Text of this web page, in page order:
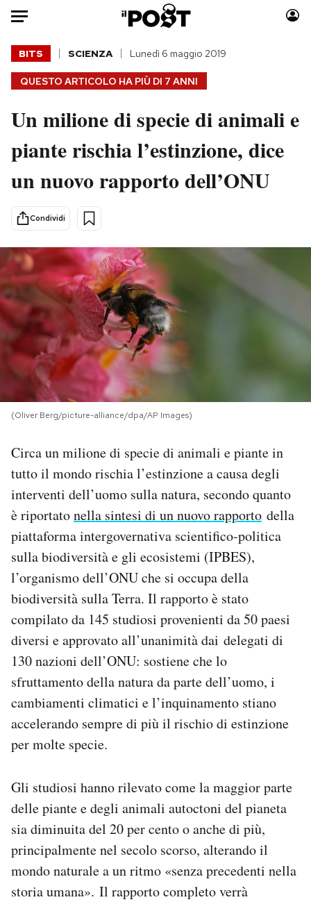
Auto
HOME
Italia
Politica
Tecnologia
Scienza
Economia
Sport
Moda
Consumismi
Storie/Idee
PODCAST
NEWSLETTER
SHOP
CALENDARIO
Area Personale
Newsletter
Regala il Post
Hai bisogno di aiuto?
Esci
QUESTO ARTICOLO HA PIÙ DI 7 ANNI
BITS SCIENZA Lunedì 6 maggio 2019
Un milione di specie di animali e
piante rischia l’estinzione, dice
un nuovo rapporto dell’ONU
Condividi
(Oliver Berg/picture-alliance/dpa/AP Images)
Circa un milione di specie di animali e piante in
tutto il mondo rischia l’estinzione a causa degli
interventi dell’uomo sulla natura, secondo quanto
è riportatonella sintesi di un nuovo rapporto della
piattaforma intergovernativa scientifico-politica
sulla biodiversità e gli ecosistemi (IPBES),
l’organismo dell’ONU che si occupa della
biodiversità sulla Terra. Il rapporto è stato
compilato da 145 studiosi provenienti da 50 paesi
diversi e approvato all’unanimità dai delegati di
130 nazioni dell’ONU: sostiene che lo
sfruttamento della natura da parte dell’uomo, i
cambiamenti climatici e l’inquinamento stiano
accelerando sempre di più il rischio di estinzione
per molte specie.
Gli studiosi hanno rilevato come la maggior parte
delle piante e degli animali autoctoni del pianeta
sia diminuita del 20 per cento o anche di più,
principalmente nel secolo scorso, alterando il
mondo naturale a un ritmo «senza precedenti nella
storia umana». Il rapporto completo verrà